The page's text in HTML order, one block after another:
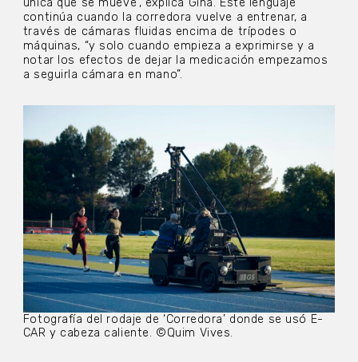
única que se mueve”, explica Gina. Este lenguaje
continúa cuando la corredora vuelve a entrenar, a
través de cámaras fluidas encima de trípodes o
máquinas, “y solo cuando empieza a exprimirse y a
notar los efectos de dejar la medicación empezamos
a seguirla cámara en mano”.
Fotografía del rodaje de ‘Corredora’ donde se usó E-
CAR y cabeza caliente. ©Quim Vives.